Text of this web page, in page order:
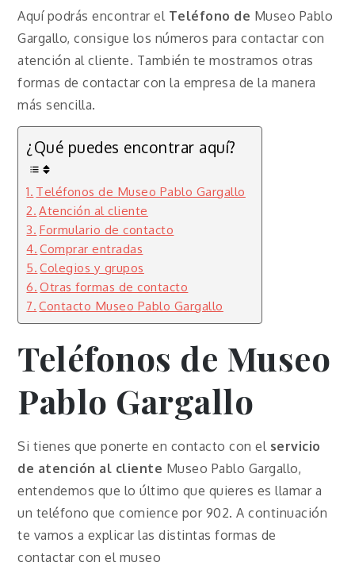
Aquí podrás encontrar el Teléfono de Museo Pablo
Gargallo, consigue los números para contactar con
atención al cliente. También te mostramos otras
formas de contactar con la empresa de la manera
más sencilla.
¿Qué puedes encontrar aquí?
Teléfonos de Museo Pablo Gargallo
Atención al cliente
Formulario de contacto
Comprar entradas
Colegios y grupos
Otras formas de contacto
Contacto Museo Pablo Gargallo
Teléfonos de Museo
Pablo Gargallo
Si tienes que ponerte en contacto con el servicio
de atención al cliente Museo Pablo Gargallo,
entendemos que lo último que quieres es llamar a
un teléfono que comience por 902. A continuación
te vamos a explicar las distintas formas de
contactar con el museo